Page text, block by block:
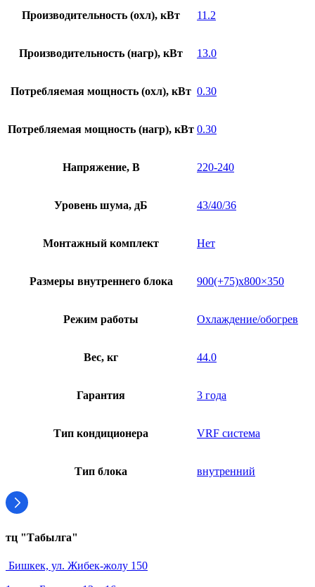
Производительность (охл), кВт 11.2
Производительность (нагр), кВт 13.0
Потребляемая мощность (охл), кВт 0.30
Потребляемая мощность (нагр), кВт 0.30
Напряжение, В 220-240
Уровень шума, дБ 43/40/36
Монтажный комплект Нет
Размеры внутреннего блока 900(+75)х800×350
Режим работы Охлаждение/обогрев
Вес, кг 44.0
Гарантия 3 года
Тип кондиционера VRF система
Тип блока внутренний
тц "Табылга"
Бишкек, ул. Жибек-жолу 150